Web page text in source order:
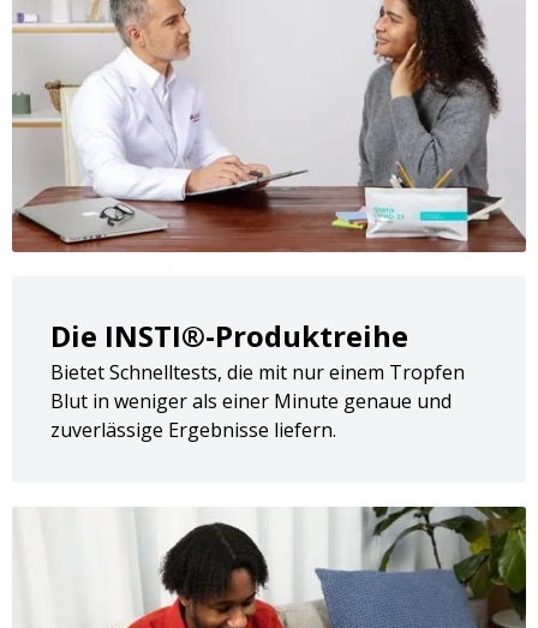
Die INSTI®-Produktreihe
Bietet Schnelltests, die mit nur einem Tropfen
Blut in weniger als einer Minute genaue und
zuverlässige Ergebnisse liefern.